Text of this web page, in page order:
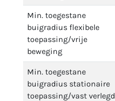
Min. toegestane
buigradius flexibele
toepassing/vrije
beweging
Min. toegestane
buigradius stationaire
toepassing/vast verlegd